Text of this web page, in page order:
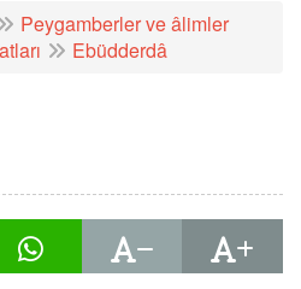
Peygamberler ve âlimler
Ebüdderdâ